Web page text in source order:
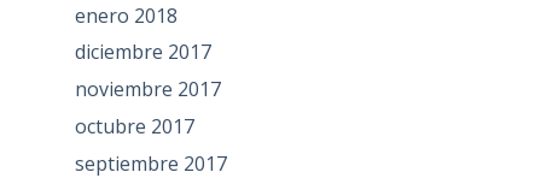
enero 2018
diciembre 2017
noviembre 2017
octubre 2017
septiembre 2017